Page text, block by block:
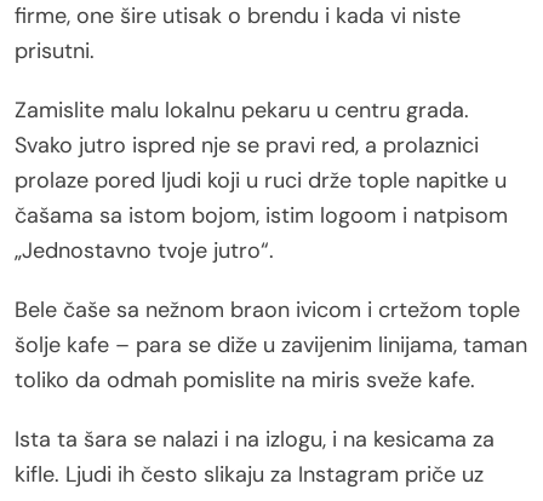
firme, one šire utisak o brendu i kada vi niste
prisutni.
Zamislite malu lokalnu pekaru u centru grada.
Svako jutro ispred nje se pravi red, a prolaznici
prolaze pored ljudi koji u ruci drže tople napitke u
čašama sa istom bojom, istim logoom i natpisom
„Jednostavno tvoje jutro“.
Bele čaše sa nežnom braon ivicom i crtežom tople
šolje kafe – para se diže u zavijenim linijama, taman
toliko da odmah pomislite na miris sveže kafe.
Ista ta šara se nalazi i na izlogu, i na kesicama za
kifle. Ljudi ih često slikaju za Instagram priče uz